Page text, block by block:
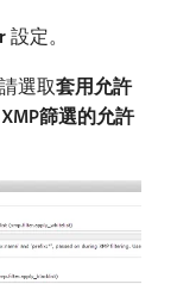
​設定。
選取​套用允許
XMP篩選的允許